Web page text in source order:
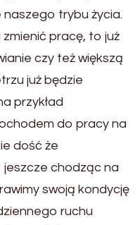
trybu życia.
pracę, to już
czy też większą
już będzie
przykład
do pracy na
dość że
jeszcze chodząc na
swoją kondycję
ruchu